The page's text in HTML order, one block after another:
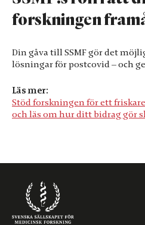
forskningen
Din gåva till SSMF gör det
lösningar för postcovid – och
Läs mer:
Stöd forskningen för ett
och läs om hur ditt bidrag gör